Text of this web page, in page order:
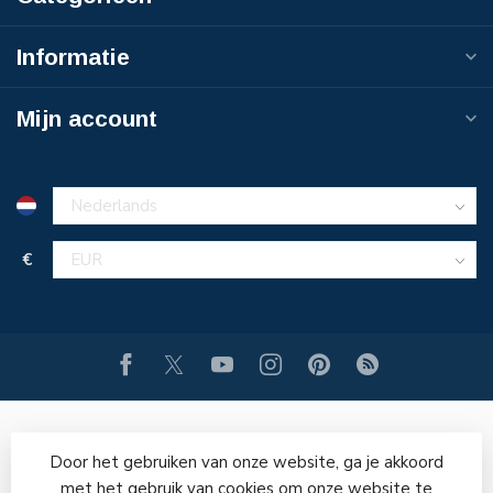
Informatie
Mijn account
€
Door het gebruiken van onze website, ga je akkoord
met het gebruik van cookies om onze website te